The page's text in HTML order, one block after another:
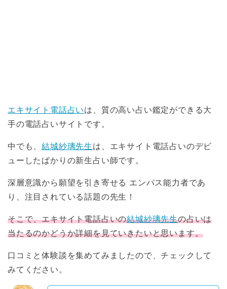
エキサイト電話占いは、質の高い占い鑑定ができる大
手の電話占いサイトです。
中でも、結城紗璃先生は、エキサイト電話占いのデビ
ューしたばかりの新生占い師です。
深層意識から願望を引き寄せる エンパス能力者であ
り、注目されている話題の先生！
そこで、エキサイト電話占いの結城紗璃先生の占いは
当たるのかどうか詳細を見ていきたいと思います。
口コミと体験談を集めてみましたので、チェックして
みてください。